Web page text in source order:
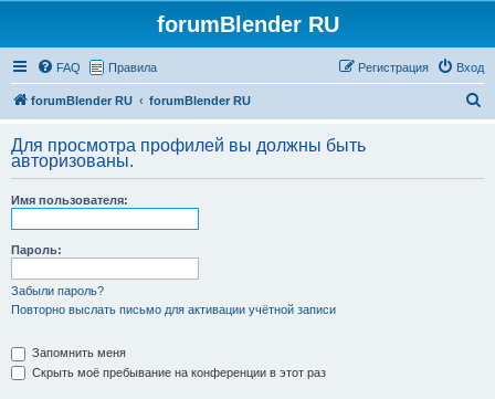
forumBlender RU
FAQ Правила Вход
Регистрация
forumBlender RU forumBlender RU
с
Для просмотра профилей вы должны быть
авторизованы.
Имя пользователя:
Пароль:
Забыли пароль?
Повторно выслать письмо для активации учётной записи
Запомнить меня
Скрыть моё пребывание на конференции в этот раз